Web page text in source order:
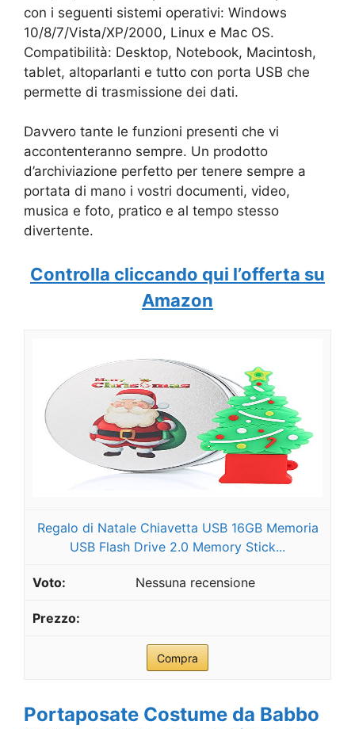
con i seguenti sistemi operativi: Windows
10/8/7/Vista/XP/2000, Linux e Mac OS.
Compatibilità: Desktop, Notebook, Macintosh,
tablet, altoparlanti e tutto con porta USB che
permette di trasmissione dei dati.
Davvero tante le funzioni presenti che vi
accontenteranno sempre. Un prodotto
d’archiviazione perfetto per tenere sempre a
portata di mano i vostri documenti, video,
musica e foto, pratico e al tempo stesso
divertente.
Controlla cliccando qui l’offerta su
Amazon
Regalo di Natale Chiavetta USB 16GB Memoria
USB Flash Drive 2.0 Memory Stick...
Nessuna recensione
Compra
Portaposate Costume da Babbo